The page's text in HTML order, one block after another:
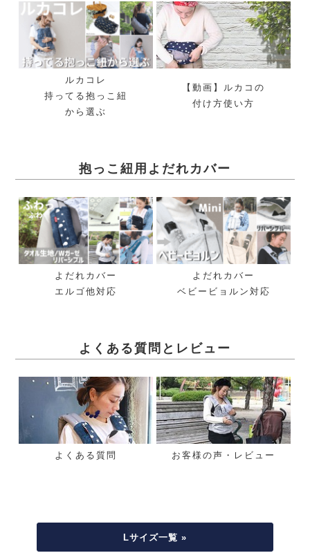
ルカコレ
持ってる抱っこ紐
から選ぶ
【動画】ルカコの
付け方使い方
抱っこ紐用よだれカバー
よだれカバー
エルゴ他対応
よだれカバー
ベビービョルン対応
よくある質問とレビュー
よくある質問 お客様の声・レビュー
Lサイズ一覧 »